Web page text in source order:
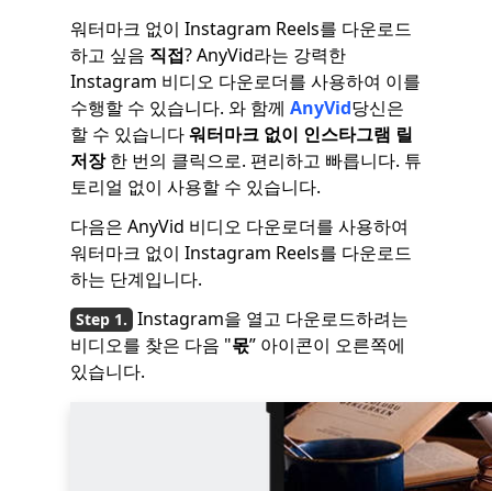
워터마크 없이 Instagram Reels를 다운로드
하고 싶음 직접? AnyVid라는 강력한
Instagram 비디오 다운로더를 사용하여 이를
수행할 수 있습니다. 와 함께 AnyVid당신은
할 수 있습니다워터마크 없이 인스타그램 릴
저장한 번의 클릭으로. 편리하고 빠릅니다. 튜
토리얼 없이 사용할 수 있습니다.
다음은 AnyVid 비디오 다운로더를 사용하여
워터마크 없이 Instagram Reels를 다운로드
하는 단계입니다.
Instagram을 열고 다운로드하려는
비디오를 찾은 다음 "몫” 아이콘이 오른쪽에
있습니다.